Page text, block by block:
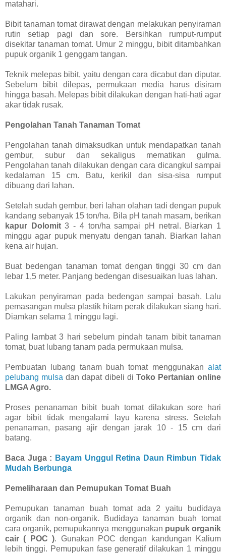
matahari.
Bibit tanaman tomat dirawat dengan melakukan penyiraman
rutin setiap pagi dan sore. Bersihkan rumput-rumput
disekitar tanaman tomat. Umur 2 minggu, bibit ditambahkan
pupuk organik 1 genggam tangan.
Teknik melepas bibit, yaitu dengan cara dicabut dan diputar.
Sebelum bibit dilepas, permukaan media harus disiram
hingga basah. Melepas bibit dilakukan dengan hati-hati agar
akar tidak rusak.
Pengolahan Tanah Tanaman Tomat
Pengolahan tanah dimaksudkan untuk mendapatkan tanah
gembur, subur dan sekaligus mematikan gulma.
Pengolahan tanah dilakukan dengan cara dicangkul sampai
kedalaman 15 cm. Batu, kerikil dan sisa-sisa rumput
dibuang dari lahan.
Setelah sudah gembur, beri lahan olahan tadi dengan pupuk
kandang sebanyak 15 ton/ha. Bila pH tanah masam, berikan
kapur Dolomit3 - 4 ton/ha sampai pH netral. Biarkan 1
minggu agar pupuk menyatu dengan tanah. Biarkan lahan
kena air hujan.
Buat bedengan tanaman tomat dengan tinggi 30 cm dan
lebar 1,5 meter. Panjang bedengan disesuaikan luas lahan.
Lakukan penyiraman pada bedengan sampai basah. Lalu
pemasangan mulsa plastik hitam perak dilakukan siang hari.
Diamkan selama 1 minggu lagi.
Paling lambat 3 hari sebelum pindah tanam bibit tanaman
tomat, buat lubang tanam pada permukaan mulsa.
Pembuatan lubang tanam buah tomat menggunakan alat
pelubang mulsa dan dapat dibeli di Toko Pertanian online
LMGA Agro.
Proses penanaman bibit buah tomat dilakukan sore hari
agar bibit tidak mengalami layu karena stress. Setelah
penanaman, pasang ajir dengan jarak 10 - 15 cm dari
batang.
Baca Juga : Bayam Unggul Retina Daun Rimbun Tidak
Mudah Berbunga
Pemeliharaan dan Pemupukan Tomat Buah
Pemupukan tanaman buah tomat ada 2 yaitu budidaya
organik dan non-organik. Budidaya tanaman buah tomat
cara organik, pemupukannya menggunakan pupuk organik
cair ( POC ). Gunakan POC dengan kandungan Kalium
lebih tinggi. Pemupukan fase generatif dilakukan 1 minggu